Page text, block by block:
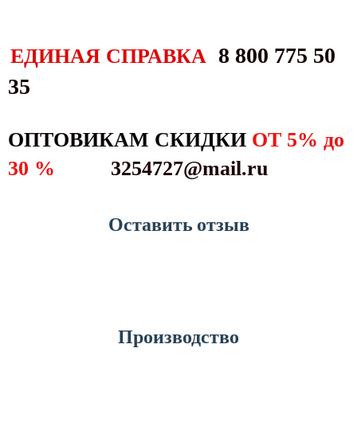
ЕДИНАЯ СПРАВКА 8 800 775 50
35
ОПТОВИКАМ СКИДКИ ОТ 5% до
30 % 3254727@mail.ru
Оставить отзыв
Производство